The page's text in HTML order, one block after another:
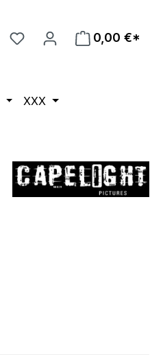
0,00 €*
XXX